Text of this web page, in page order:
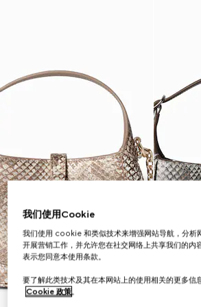
我们使用Cookie
我们使用 cookie 和类似技术来增强网站导航，分析
开展营销工作，并允许您在社交网络上共享我们的内
表示您同意本使用条款。
要了解此类技术及其在本网站上的使用相关的更多信
Cookie 政策。